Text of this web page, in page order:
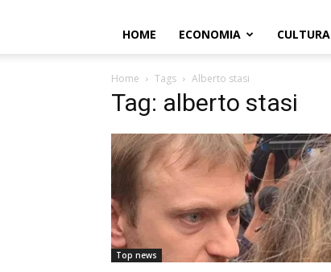
HOME ECONOMIA CULTURA
Home Tags Alberto stasi
Tag: alberto stasi
Top news